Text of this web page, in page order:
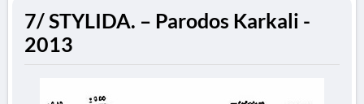
7/ STYLIDA. – Parodos Karkali -
2013